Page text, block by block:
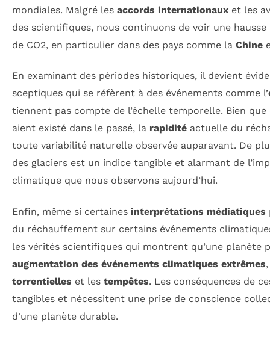
mondiales. Malgré les accords internationaux et les
des scientifiques, nous continuons de voir une
de CO2, en particulier dans des pays comme la Chine
En examinant des périodes historiques, il devient
sceptiques qui se réfèrent à des événements comme l’
tiennent pas compte de l’échelle temporelle. Bien
aient existé dans le passé, la rapidité actuelle du
toute variabilité naturelle observée auparavant. De
des glaciers est un indice tangible et alarmant de
climatique que nous observons aujourd’hui.
Enfin, même si certaines interprétations médiatiques
du réchauffement sur certains événements
les vérités scientifiques qui montrent qu’une planète
augmentation des événements climatiques extrêmes
torrentielles et les tempêtes. Les conséquences de
tangibles et nécessitent une prise de conscience
d’une planète durable.